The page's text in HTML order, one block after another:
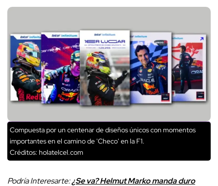
Compuesta por un centenar de diseños únicos con momentos
importantes en el camino de 'Checo' en la F1.
Créditos: holatelcel.com
Podría Interesarte:¿Se va? Helmut Marko manda duro